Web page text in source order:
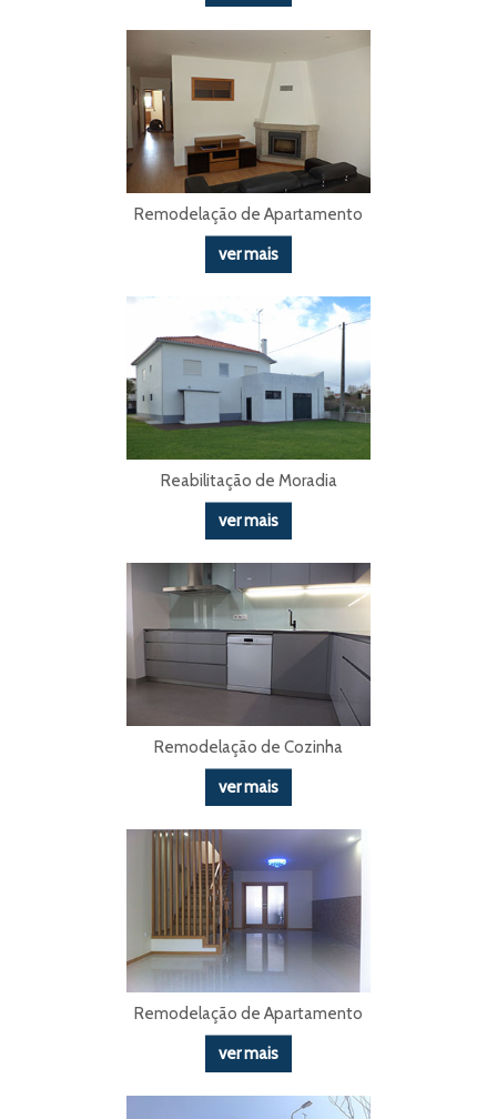
Remodelação de Apartamento
ver mais
Reabilitação de Moradia
ver mais
Remodelação de Cozinha
ver mais
Remodelação de Apartamento
ver mais